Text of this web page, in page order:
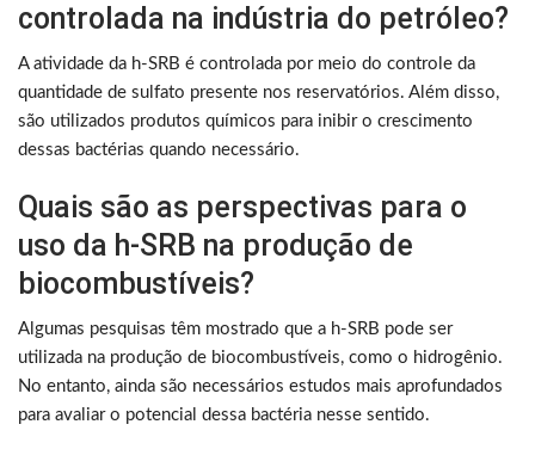
controlada na indústria do petróleo?
A atividade da h-SRB é controlada por meio do controle da
quantidade de sulfato presente nos reservatórios. Além disso,
são utilizados produtos químicos para inibir o crescimento
dessas bactérias quando necessário.
Quais são as perspectivas para o
uso da h-SRB na produção de
biocombustíveis?
Algumas pesquisas têm mostrado que a h-SRB pode ser
utilizada na produção de biocombustíveis, como o hidrogênio.
No entanto, ainda são necessários estudos mais aprofundados
para avaliar o potencial dessa bactéria nesse sentido.